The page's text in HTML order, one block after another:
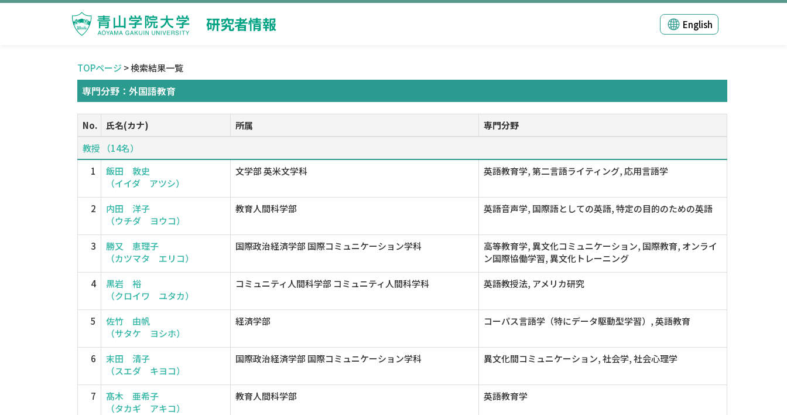
研究者情報 English
TOPページ > 検索結果一覧
専門分野：外国語教育
No. 氏名(カナ) 所属
専門分野
教授 （14名）
1
飯田 敦史
（イイダ アツシ）
文学部 英米文学科 英語教育学, 第二言語ライティング, 応用言語学
2
内田 洋子
（ウチダ ヨウコ）
教育人間科学部 英語音声学, 国際語としての英語, 特定の目的のための英語
3
勝又 恵理子
（カツマタ エリコ）
国際政治経済学部 国際コミュニケーション学科
高等教育学, 異文化コミュニケーション, 国際教育, オンライ
ン国際協働学習, 異文化トレーニング
4
黒岩 裕
（クロイワ ユタカ）
コミュニティ人間科学部 コミュニティ人間科学科 英語教授法, アメリカ研究
5
佐竹 由帆
（サタケ ヨシホ）
経済学部 コーパス言語学（特にデータ駆動型学習）, 英語教育
6
末田 清子
（スエダ キヨコ）
国際政治経済学部 国際コミュニケーション学科 異文化間コミュニケーション, 社会学, 社会心理学
7
髙木 亜希子
（タカギ アキコ）
教育人間科学部 英語教育学